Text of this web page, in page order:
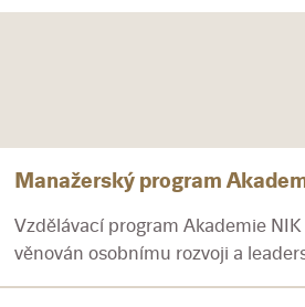
Manažerský program
Vzdělávací program Akademie
věnován osobnímu rozvoji a